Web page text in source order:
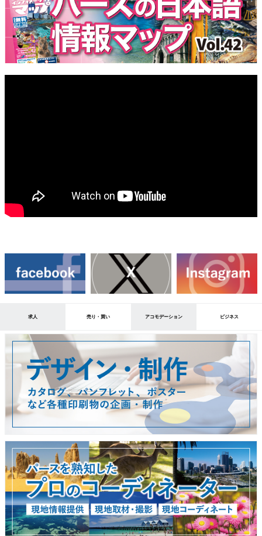
求人 売り・買い アコモデーション ビジネス